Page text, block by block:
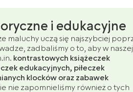
i edukacyjne
maluchy uczą się najszybciej
zadbaliśmy o to, aby w naszej
kontrastowych książeczek
edukacyjnych, piłeczek
klocków oraz zabawek
nie zapomnieliśmy również o tych